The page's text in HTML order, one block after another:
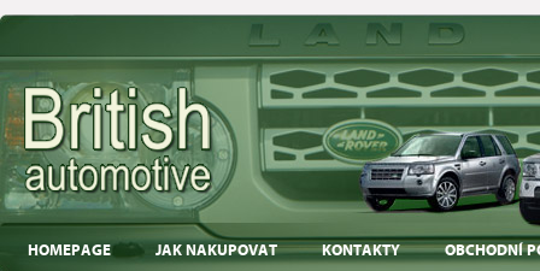
HOMEPAGE JAK NAKUPOVAT KONTAKTY OBCHODNÍ